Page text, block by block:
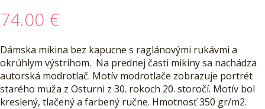
74.00 €
Dámska mikina bez kapucne s raglánovými rukávmi a
okrúhlym výstrihom. Na prednej časti mikiny sa nachádza
autorská modrotlač. Motív modrotlače zobrazuje portrét
starého muža z Osturni z 30. rokoch 20. storočí. Motív bol
kreslený, tlačený a farbený ručne. Hmotnosť 350 gr/m2.